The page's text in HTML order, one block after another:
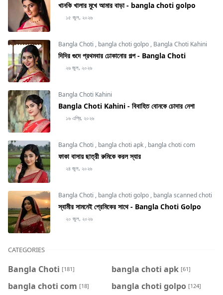
খানকি খালার মুখে আমার বাড়া - bangla choti golpo
১৫ জুল, ২০২৬
Bangla Choti , bangla choti golpo , Bangla Choti Kahini
দিদির গুদে প্রথমবার ঢোকানোর গল্প - Bangla Choti
২৬ জুল, ২০২৬
Bangla Choti Kahini
Bangla Choti Kahini - বিবাহিত বোনকে চোদার নেশা
১৬ এপ্রি, ২০২৬
Bangla Choti , bangla choti apk , bangla choti com
ফাকা বাসায় ছাত্রী রুমিকে করল স্যার
২৪ জুল, ২০২৬
Bangla Choti , bangla choti golpo , bangla scanned choti
স্বামীর সামনেই প্রেমিকের সাথে - Bangla Choti Golpo
২০ জুল, ২০২৬
CATEGORIES
Bangla Choti [181] bangla choti apk [61]
bangla choti com [18] bangla choti golpo [124]